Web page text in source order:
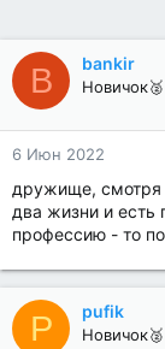
B bankir
Новичок🥈
6 Июн 2022
дружище, смотря
два жизни и есть
профессию - то
P pufik
Новичок🥈